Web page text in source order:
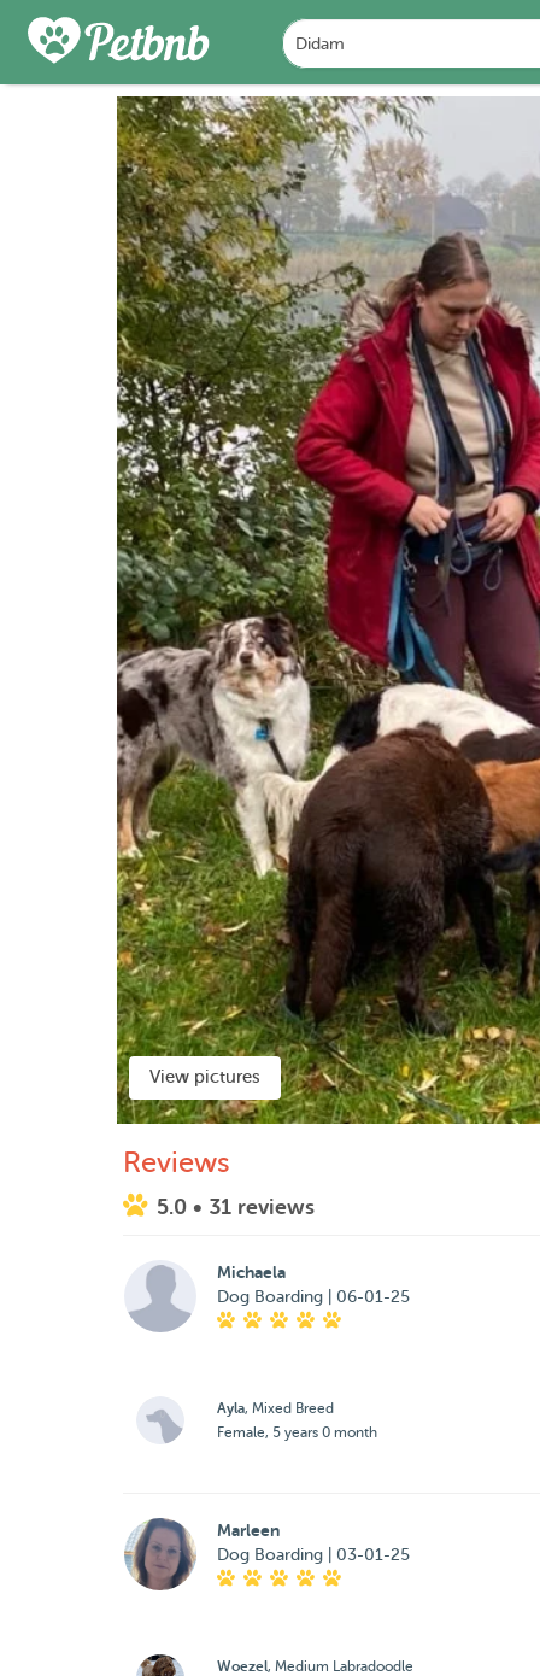
PHOTOS REVIEWS
View pictures
Reviews
5.0 • 31 reviews
Michaela
Dog Boarding | 06-01-25
Ayla, Mixed Breed
Female, 5 years 0 month
Marleen
Dog Boarding | 03-01-25
Woezel, Medium Labradoodle